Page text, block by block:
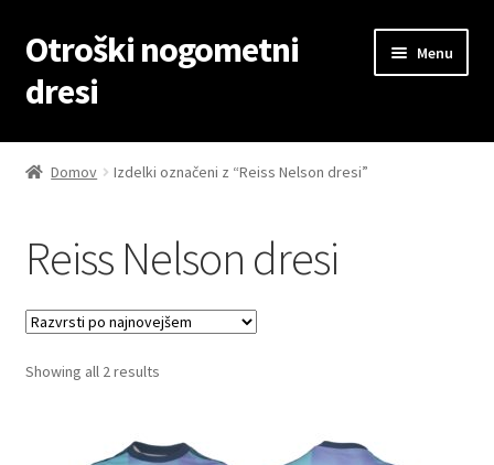
Skip
to
navigation
Skip
to
content
Otroški nogometni
dresi
Menu
Domov
Kontaktiraj nas
Košarica
Moj račun
Domov Izdelki označeni z “Reiss Nelson dresi”
Reiss Nelson dresi
Showing all 2 resultsSorted